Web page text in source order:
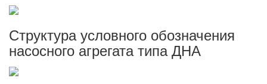
Структура условного обозначения
насосного агрегата типа ДНА